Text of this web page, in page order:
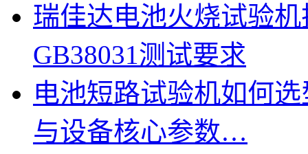
瑞佳达电池火烧试验
GB38031测试要求
电池短路试验机如何
与设备核心参数…